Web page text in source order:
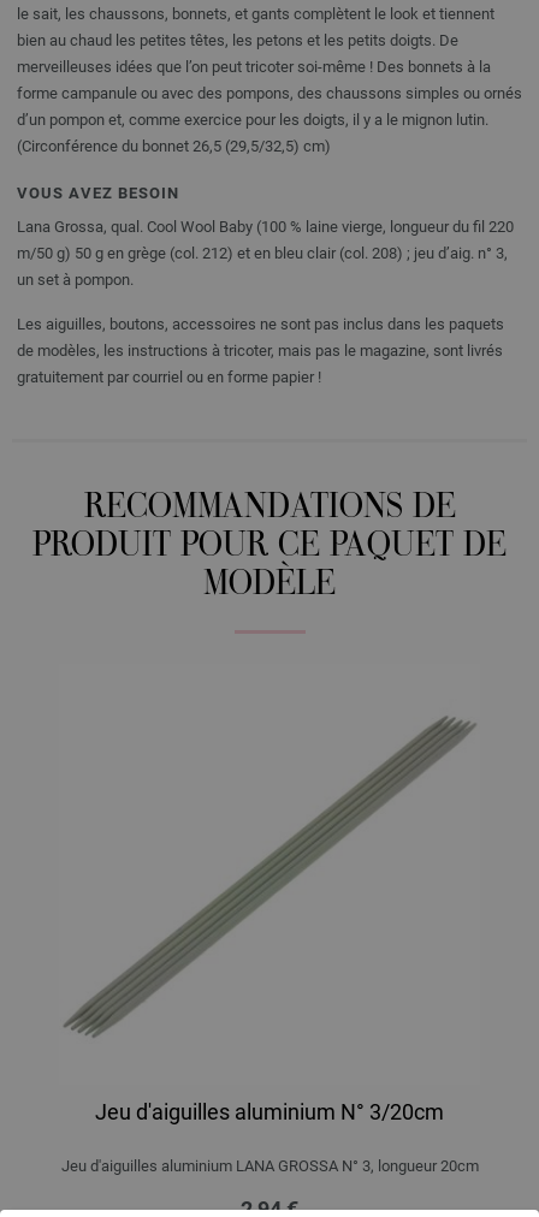
le sait, les chaussons, bonnets, et gants complètent le look et tiennent
bien au chaud les petites têtes, les petons et les petits doigts. De
merveilleuses idées que l’on peut tricoter soi-même ! Des bonnets à la
forme campanule ou avec des pompons, des chaussons simples ou ornés
d’un pompon et, comme exercice pour les doigts, il y a le mignon lutin.
(Circonférence du bonnet 26,5 (29,5/32,5) cm)
VOUS AVEZ BESOIN
Lana Grossa, qual. Cool Wool Baby (100 % laine vierge, longueur du fil 220
m/50 g) 50 g en grège (col. 212) et en bleu clair (col. 208) ; jeu d’aig. n° 3,
un set à pompon.
Les aiguilles, boutons, accessoires ne sont pas inclus dans les paquets
de modèles, les instructions à tricoter, mais pas le magazine, sont livrés
gratuitement par courriel ou en forme papier !
RECOMMANDATIONS DE
PRODUIT POUR CE PAQUET DE
MODÈLE
Jeu d'aiguilles aluminium N° 3/20cm
Jeu d'aiguilles aluminium LANA GROSSA N° 3, longueur 20cm
2,94 €